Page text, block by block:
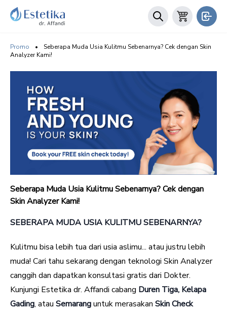
Promo •
Seberapa Muda Usia Kulitmu Sebenarnya? Cek dengan Skin
Analyzer Kami!
Seberapa Muda Usia Kulitmu Sebenarnya? Cek dengan
Skin Analyzer Kami!
SEBERAPA MUDA USIA KULITMU SEBENARNYA?
Kulitmu bisa lebih tua dari usia aslimu... atau justru lebih
muda! Cari tahu sekarang dengan teknologi Skin Analyzer
canggih dan dapatkan konsultasi gratis dari Dokter.
Kunjungi Estetika dr. Affandi cabang Duren Tiga, Kelapa
Gading, atau Semaranguntuk merasakan Skin Check